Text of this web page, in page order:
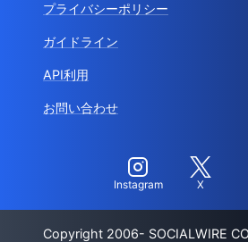
プライバシーポリシー
ガイドライン
API利用
お問い合わせ
Instagram X
Copyright 2006- SOCIALWIRE